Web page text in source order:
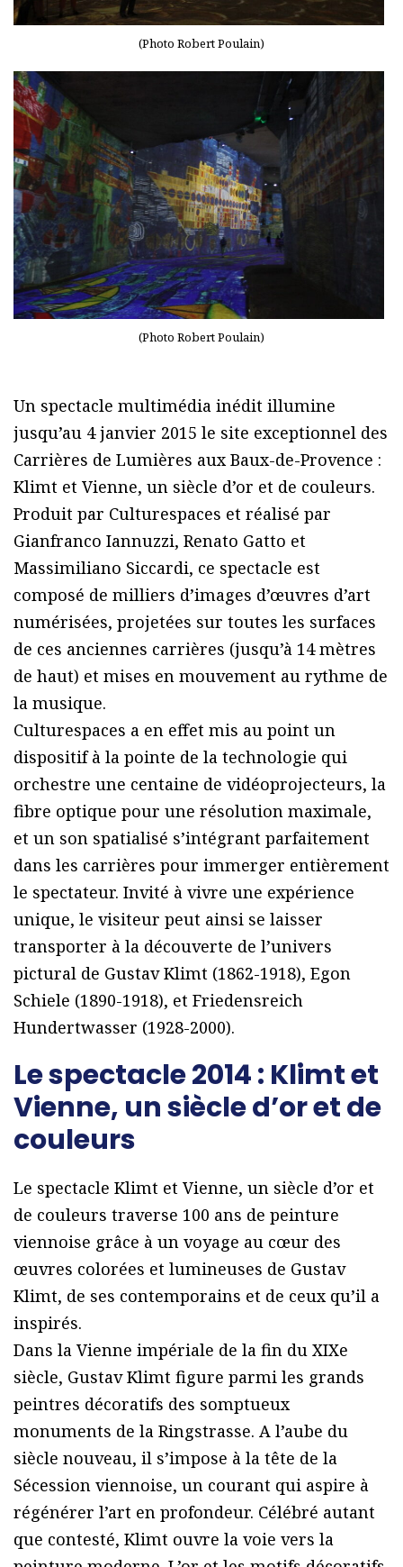
(Photo Robert Poulain)
(Photo Robert Poulain)
Un spectacle multimédia inédit illumine
jusqu’au 4 janvier 2015 le site exceptionnel des
Carrières de Lumières aux Baux-de-Provence :
Klimt et Vienne, un siècle d’or et de couleurs.
Produit par Culturespaces et réalisé par
Gianfranco Iannuzzi, Renato Gatto et
Massimiliano Siccardi, ce spectacle est
composé de milliers d’images d’œuvres d’art
numérisées, projetées sur toutes les surfaces
de ces anciennes carrières (jusqu’à 14 mètres
de haut) et mises en mouvement au rythme de
la musique.
Culturespaces a en effet mis au point un
dispositif à la pointe de la technologie qui
orchestre une centaine de vidéoprojecteurs, la
fibre optique pour une résolution maximale,
et un son spatialisé s’intégrant parfaitement
dans les carrières pour immerger entièrement
le spectateur. Invité à vivre une expérience
unique, le visiteur peut ainsi se laisser
transporter à la découverte de l’univers
pictural de Gustav Klimt (1862-1918), Egon
Schiele (1890-1918), et Friedensreich
Hundertwasser (1928-2000).
Le spectacle 2014 : Klimt et
Vienne, un siècle d’or et de
couleurs
Le spectacle Klimt et Vienne, un siècle d’or et
de couleurs traverse 100 ans de peinture
viennoise grâce à un voyage au cœur des
œuvres colorées et lumineuses de Gustav
Klimt, de ses contemporains et de ceux qu’il a
inspirés.
Dans la Vienne impériale de la fin du XIXe
siècle, Gustav Klimt figure parmi les grands
peintres décoratifs des somptueux
monuments de la Ringstrasse. A l’aube du
siècle nouveau, il s’impose à la tête de la
Sécession viennoise, un courant qui aspire à
régénérer l’art en profondeur. Célébré autant
que contesté, Klimt ouvre la voie vers la